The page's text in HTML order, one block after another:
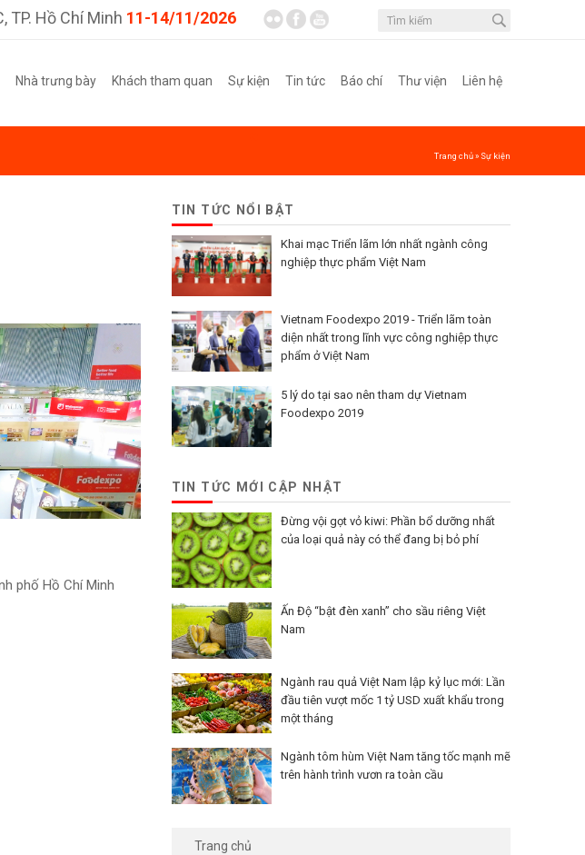
TP. Hồ Chí Minh 11-14/11/2026
Nhà trưng bày Khách tham quan Sự kiện Tin tức Báo chí Thư viện Liên hệ
Trang chủ» Sự kiện
phố Hồ Chí Minh
TIN TỨC NỔI BẬT
Khai mạc Triển lãm lớn nhất ngành công
nghiệp thực phẩm Việt Nam
Vietnam Foodexpo 2019 - Triển lãm toàn
diện nhất trong lĩnh vực công nghiệp thực
phẩm ở Việt Nam
5 lý do tại sao nên tham dự Vietnam
Foodexpo 2019
TIN TỨC MỚI CẬP NHẬT
Đừng vội gọt vỏ kiwi: Phần bổ dưỡng nhất
của loại quả này có thể đang bị bỏ phí
Ấn Độ “bật đèn xanh” cho sầu riêng Việt
Nam
Ngành rau quả Việt Nam lập kỷ lục mới: Lần
đầu tiên vượt mốc 1 tỷ USD xuất khẩu trong
một tháng
Ngành tôm hùm Việt Nam tăng tốc mạnh mẽ
trên hành trình vươn ra toàn cầu
Trang chủ